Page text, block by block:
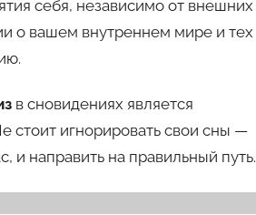
себя, независимо от внешних
о вашем внутреннем мире и тех
в сновидениях является
стоит игнорировать свои сны —
и направить на правильный путь.